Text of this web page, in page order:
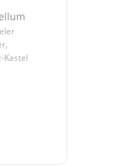
Kastel